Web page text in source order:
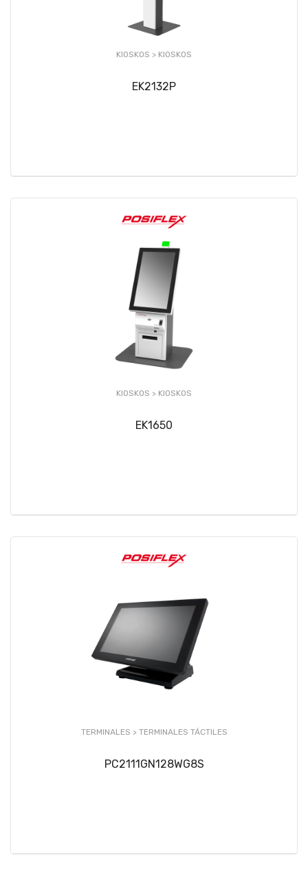
KIOSKOS > KIOSKOS
EK2132P
KIOSKOS > KIOSKOS
EK1650
TERMINALES > TERMINALES TÁCTILES
PC2111GN128WG8S